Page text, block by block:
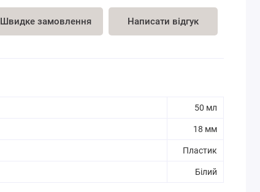
Швидке замовлення Написати відгук
50 мл
18 мм
Пластик
Білий